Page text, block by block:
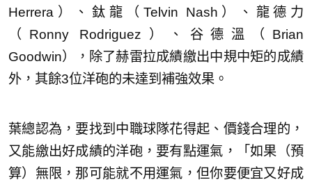
Herrera）、鈦龍（Telvin Nash）、龍德力
（Ronny Rodriguez）、谷德溫（Brian
Goodwin），除了赫雷拉成績繳出中規中矩的成績
外，其餘3位洋砲的未達到補強效果。
葉總認為，要找到中職球隊花得起、價錢合理的，
又能繳出好成績的洋砲，要有點運氣，「如果（預
算）無限，那可能就不用運氣，但你要便宜又好成